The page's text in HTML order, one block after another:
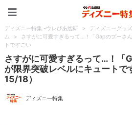
ディズニー特集 -ウレぴあ総研 > ディズニーグッ
ム
>
さすがに可愛すぎるって…！「Gapのプーさ
トですごい
さすがに可愛すぎるって…！「
が限界突破レベルにキュートで
15/18）
ディズニー特集